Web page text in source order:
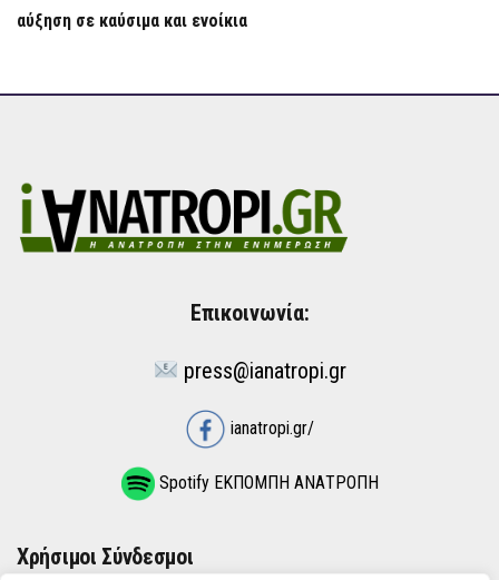
αύξηση σε καύσιμα και ενοίκια
Επικοινωνία:
press@ianatropi.gr
ianatropi.gr/
Spotify ΕΚΠΟΜΠΗ ΑΝΑΤΡΟΠΗ
Χρήσιμοι Σύνδεσμοι